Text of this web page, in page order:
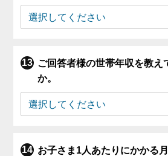
ご回答者様の世帯年収を教え
か。
お子さま1人あたりにかかる